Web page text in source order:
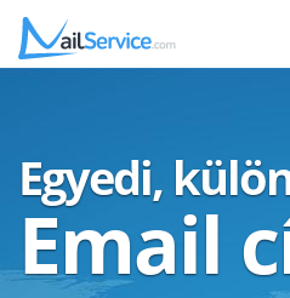
Egyedi,
Email